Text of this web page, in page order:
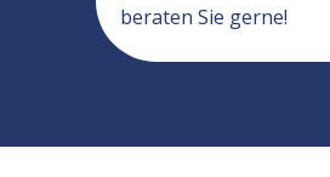
beraten Sie gerne!